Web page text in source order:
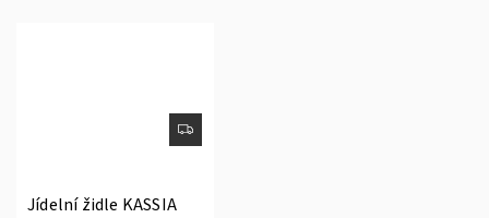
Jídelní židle KASSIA